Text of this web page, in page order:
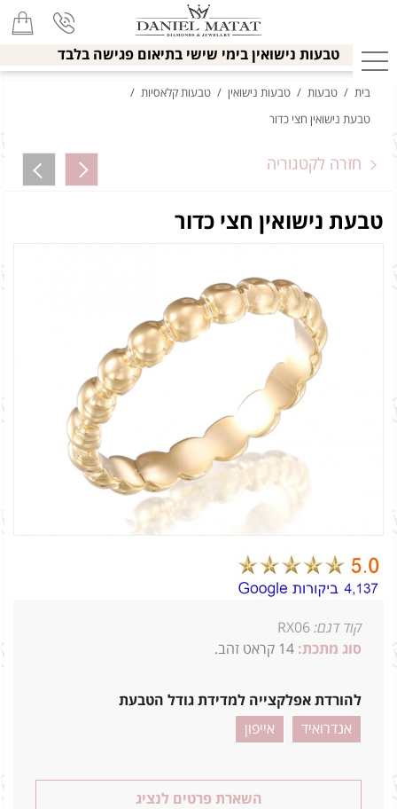
טבעות נישואין בימי שישי בתיאום פגישה בלבד
בית / טבעות / טבעות נישואין / טבעות קלאסיות /
טבעת נישואין חצי כדור
חזרה לקטגוריה
טבעת נישואין חצי כדור
קוד דגם: RX06
סוג מתכת: 14 קראט זהב.
להורדת אפלקצייה למדידת גודל הטבעת
אנדרואיד
אייפון
השארת פרטים לנציג